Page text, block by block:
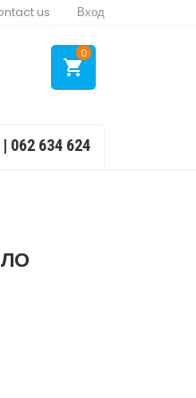
Вход
us

0
062 634 624